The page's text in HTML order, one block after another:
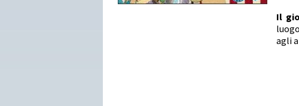
Il
agli